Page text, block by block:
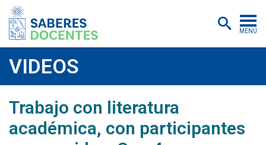
MENÚ
Postítulos y diplomados
Asistencias educativas
Investigación
VIDEOS
Trabajo con literatura
académica, con participantes